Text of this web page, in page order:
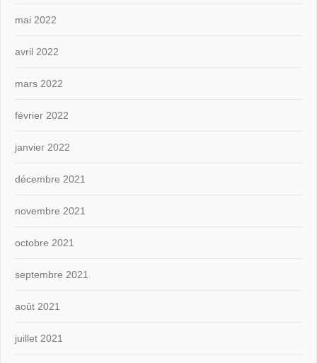
mai 2022
avril 2022
mars 2022
février 2022
janvier 2022
décembre 2021
novembre 2021
octobre 2021
septembre 2021
août 2021
juillet 2021